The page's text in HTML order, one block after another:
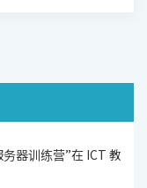
务器训练营”在 ICT 教